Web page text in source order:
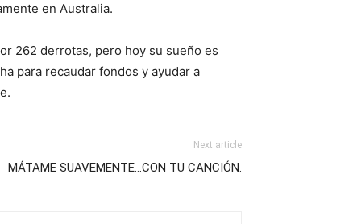
en Australia.
262 derrotas, pero hoy su sueño es
para recaudar fondos y ayudar a
Next article
MÁTAME SUAVEMENTE…CON TU CANCIÓN.